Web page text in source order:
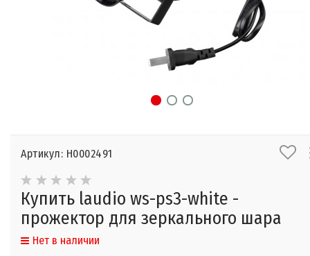
Артикул: Н0002491
Купить laudio ws-ps3-white -
прожектор для зеркального шара
Нет в наличии